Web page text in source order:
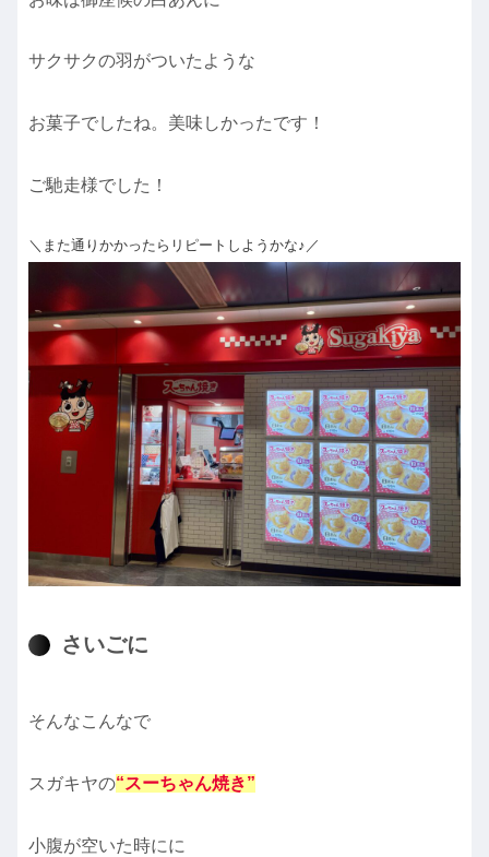
サクサクの羽がついたような
お菓子でしたね。美味しかったです！
ご馳走様でした！
＼また通りかかったらリピートしようかな♪／
さいごに
そんなこんなで
スガキヤの“スーちゃん焼き”
小腹が空いた時にに